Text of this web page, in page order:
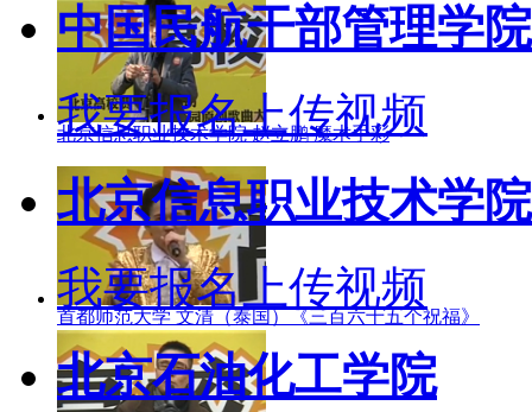
北京信息职业技术学院 赵立鹏 魔术手彩
首都师范大学 文清（泰国）《三百六十五个祝福》
中国民航干部管理学院
我要报名上传视频
北京信息职业技术学院
我要报名上传视频
北京石油化工学院